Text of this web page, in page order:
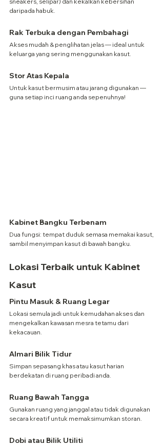
daripada habuk.
Rak Terbuka dengan Pembahagi
Akses mudah & penglihatan jelas — ideal untuk
keluarga yang sering menggunakan kasut.
Stor Atas Kepala
Untuk kasut bermusim atau jarang digunakan —
guna setiap inci ruang anda sepenuhnya!
Kabinet Bangku Terbenam
Dua fungsi: tempat duduk semasa memakai kasut,
sambil menyimpan kasut di bawah bangku.
Lokasi Terbaik untuk Kabinet
Kasut
Pintu Masuk & Ruang Legar
Lokasi semula jadi untuk kemudahan akses dan
mengekalkan kawasan mesra tetamu dari
kekacauan.
Almari Bilik Tidur
Simpan sepasang khas atau kasut harian
berdekatan di ruang peribadi anda.
Ruang Bawah Tangga
Gunakan ruang yang janggal atau tidak digunakan
secara kreatif untuk memaksimumkan storan.
Dobi atau Bilik Utiliti